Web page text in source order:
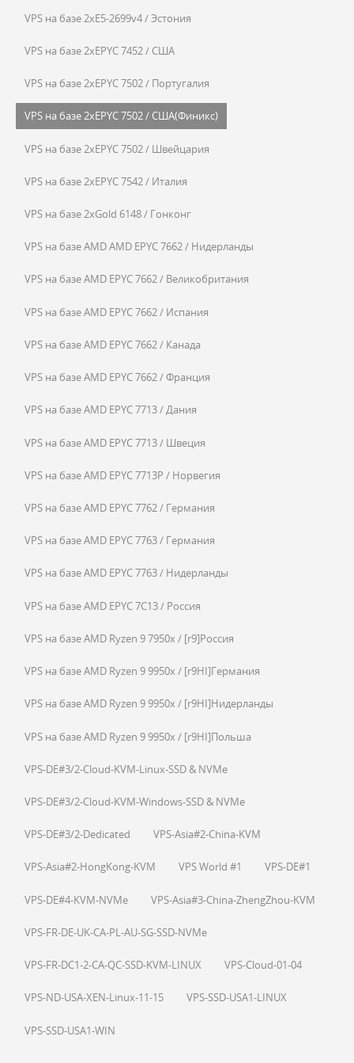
VPS на базе 2xE5-2699v4 / Эстония
VPS на базе 2xEPYC 7452 / США
VPS на базе 2xEPYC 7502 / Португалия
VPS на базе 2xEPYC 7502 / США(Финикс)
VPS на базе 2xEPYC 7502 / Швейцария
VPS на базе 2xEPYC 7542 / Италия
VPS на базе 2xGold 6148 / Гонконг
VPS на базе AMD AMD EPYC 7662 / Нидерланды
VPS на базе AMD EPYC 7662 / Великобритания
VPS на базе AMD EPYC 7662 / Испания
VPS на базе AMD EPYC 7662 / Канада
VPS на базе AMD EPYC 7662 / Франция
VPS на базе AMD EPYC 7713 / Дания
VPS на базе AMD EPYC 7713 / Швеция
VPS на базе AMD EPYC 7713P / Норвегия
VPS на базе AMD EPYC 7762 / Германия
VPS на базе AMD EPYC 7763 / Германия
VPS на базе AMD EPYC 7763 / Нидерланды
VPS на базе AMD EPYC 7C13 / Россия
VPS на базе AMD Ryzen 9 7950x / [r9]Россия
VPS на базе AMD Ryzen 9 9950x / [r9HI]Германия
VPS на базе AMD Ryzen 9 9950x / [r9HI]Нидерланды
VPS на базе AMD Ryzen 9 9950x / [r9HI]Польша
VPS-DE#3/2-Cloud-KVM-Linux-SSD & NVMe
VPS-DE#3/2-Cloud-KVM-Windows-SSD & NVMe
VPS-DE#3/2-Dedicated VPS-Asia#2-China-KVM
VPS-Asia#2-HongKong-KVM VPS World #1 VPS-DE#1
VPS-DE#4-KVM-NVMe VPS-Asia#3-China-ZhengZhou-KVM
VPS-FR-DE-UK-CA-PL-AU-SG-SSD-NVMe
VPS-FR-DC1-2-CA-QC-SSD-KVM-LINUX VPS-Cloud-01-04
VPS-ND-USA-XEN-Linux-11-15 VPS-SSD-USA1-LINUX
VPS-SSD-USA1-WIN